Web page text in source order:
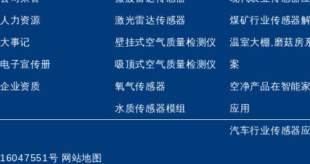
人力资源
大事记
电子宣传册
企业资质
激光雷达传感器
壁挂式空气质量检测仪
吸顶式空气质量检测仪
氧气传感器
水质传感器模组
煤矿行业传感器
温室大棚,磨菇房
案
空净产品在智能
应用
汽车行业传感器
16047551号 网站地图